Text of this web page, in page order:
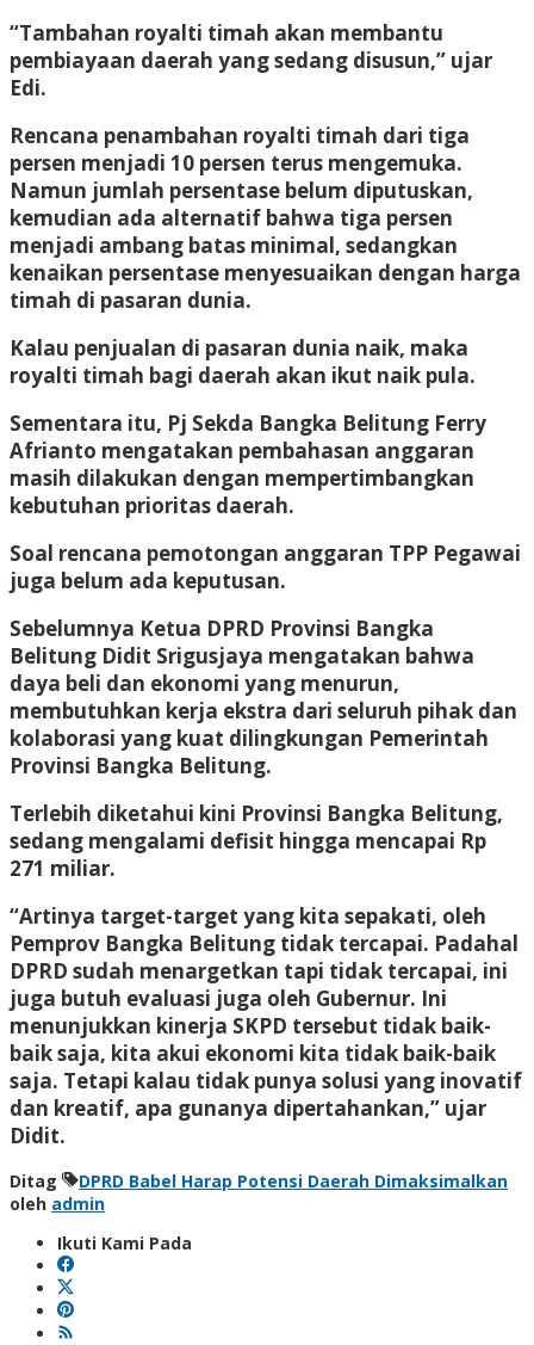
“Tambahan royalti timah akan membantu
pembiayaan daerah yang sedang disusun,” ujar
Edi.
Rencana penambahan royalti timah dari tiga
persen menjadi 10 persen terus mengemuka.
Namun jumlah persentase belum diputuskan,
kemudian ada alternatif bahwa tiga persen
menjadi ambang batas minimal, sedangkan
kenaikan persentase menyesuaikan dengan harga
timah di pasaran dunia.
Kalau penjualan di pasaran dunia naik, maka
royalti timah bagi daerah akan ikut naik pula.
Sementara itu, Pj Sekda Bangka Belitung Ferry
Afrianto mengatakan pembahasan anggaran
masih dilakukan dengan mempertimbangkan
kebutuhan prioritas daerah.
Soal rencana pemotongan anggaran TPP Pegawai
juga belum ada keputusan.
Sebelumnya Ketua DPRD Provinsi Bangka
Belitung Didit Srigusjaya mengatakan bahwa
daya beli dan ekonomi yang menurun,
membutuhkan kerja ekstra dari seluruh pihak dan
kolaborasi yang kuat dilingkungan Pemerintah
Provinsi Bangka Belitung.
Terlebih diketahui kini Provinsi Bangka Belitung,
sedang mengalami defisit hingga mencapai Rp
271 miliar.
“Artinya target-target yang kita sepakati, oleh
Pemprov Bangka Belitung tidak tercapai. Padahal
DPRD sudah menargetkan tapi tidak tercapai, ini
juga butuh evaluasi juga oleh Gubernur. Ini
menunjukkan kinerja SKPD tersebut tidak baik-
baik saja, kita akui ekonomi kita tidak baik-baik
saja. Tetapi kalau tidak punya solusi yang inovatif
dan kreatif, apa gunanya dipertahankan,” ujar
Didit.
Ditag
DPRD Babel Harap Potensi Daerah Dimaksimalkan
oleh admin
Ikuti Kami Pada